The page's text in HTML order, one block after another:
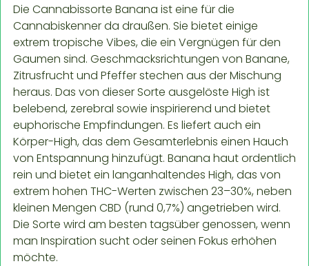
Die Cannabissorte Banana ist eine für die
Cannabiskenner da draußen. Sie bietet einige
extrem tropische Vibes, die ein Vergnügen für den
Gaumen sind. Geschmacksrichtungen von Banane,
Zitrusfrucht und Pfeffer stechen aus der Mischung
heraus. Das von dieser Sorte ausgelöste High ist
belebend, zerebral sowie inspirierend und bietet
euphorische Empfindungen. Es liefert auch ein
Körper-High, das dem Gesamterlebnis einen Hauch
von Entspannung hinzufügt. Banana haut ordentlich
rein und bietet ein langanhaltendes High, das von
extrem hohen THC-Werten zwischen 23–30%, neben
kleinen Mengen CBD (rund 0,7%) angetrieben wird.
Die Sorte wird am besten tagsüber genossen, wenn
man Inspiration sucht oder seinen Fokus erhöhen
möchte.